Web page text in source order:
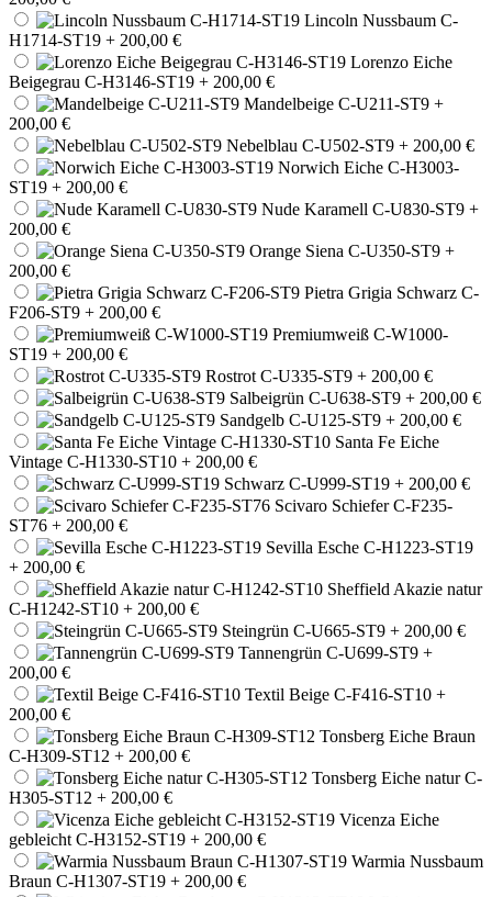
Lincoln Nussbaum C-
H1714-ST19 + 200,00 €
Lorenzo Eiche
Beigegrau C-H3146-ST19 + 200,00 €
Mandelbeige C-U211-ST9 +
200,00 €
Nebelblau C-U502-ST9 + 200,00 €
Norwich Eiche C-H3003-
ST19 + 200,00 €
Nude Karamell C-U830-ST9 +
200,00 €
Orange Siena C-U350-ST9 +
200,00 €
Pietra Grigia Schwarz C-
F206-ST9 + 200,00 €
Premiumweiß C-W1000-
ST19 + 200,00 €
Rostrot C-U335-ST9 + 200,00 €
Salbeigrün C-U638-ST9 + 200,00 €
Sandgelb C-U125-ST9 + 200,00 €
Santa Fe Eiche
Vintage C-H1330-ST10 + 200,00 €
Schwarz C-U999-ST19 + 200,00 €
Scivaro Schiefer C-F235-
ST76 + 200,00 €
Sevilla Esche C-H1223-ST19
+ 200,00 €
Sheffield Akazie natur
C-H1242-ST10 + 200,00 €
Steingrün C-U665-ST9 + 200,00 €
Tannengrün C-U699-ST9 +
200,00 €
Textil Beige C-F416-ST10 +
200,00 €
Tonsberg Eiche Braun
C-H309-ST12 + 200,00 €
Tonsberg Eiche natur C-
H305-ST12 + 200,00 €
Vicenza Eiche
gebleicht C-H3152-ST19 + 200,00 €
Warmia Nussbaum
Braun C-H1307-ST19 + 200,00 €